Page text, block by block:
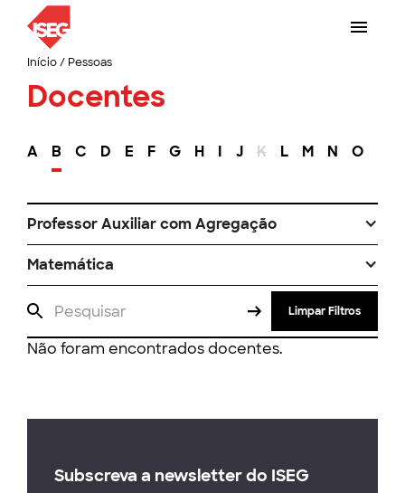
Início/ Pessoas
Docentes
A B C D E F G H I J K L M N O
Professor Auxiliar com Agregação
Matemática
Limpar Filtros
Não foram encontrados docentes.
Subscreva a newsletter do ISEG